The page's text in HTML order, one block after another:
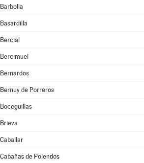
Barbolla
Basardilla
Bercial
Bercimuel
Bernardos
Bernuy de Porreros
Boceguillas
Brieva
Caballar
Cabañas de Polendos